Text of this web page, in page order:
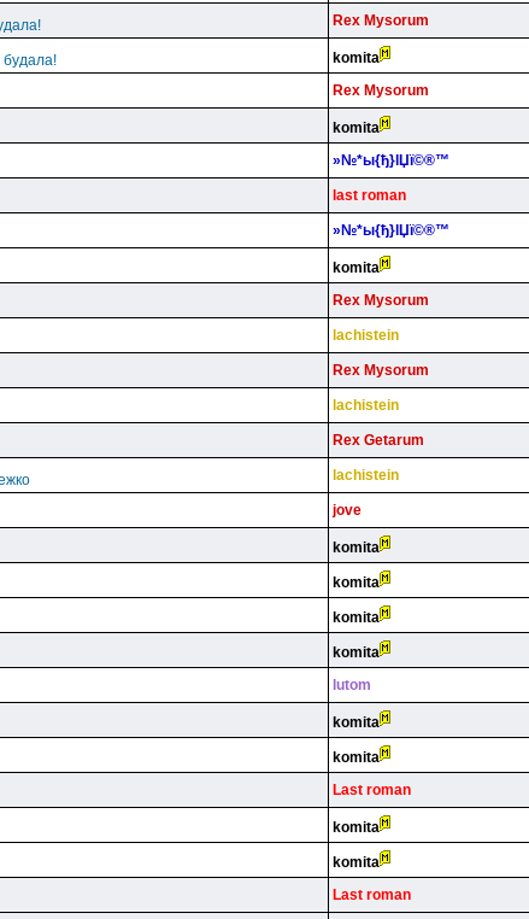
Rex Mysorum
будала! komita
Rex Mysorum
komita
»№*ы{ђ}lЏї©®™
last roman
»№*ы{ђ}lЏї©®™
komita
Rex Mysorum
lachistein
Rex Mysorum
lachistein
Rex Getarum
lachistein
jove
komita
komita
komita
komita
lutom
komita
komita
Last roman
komita
komita
Last roman